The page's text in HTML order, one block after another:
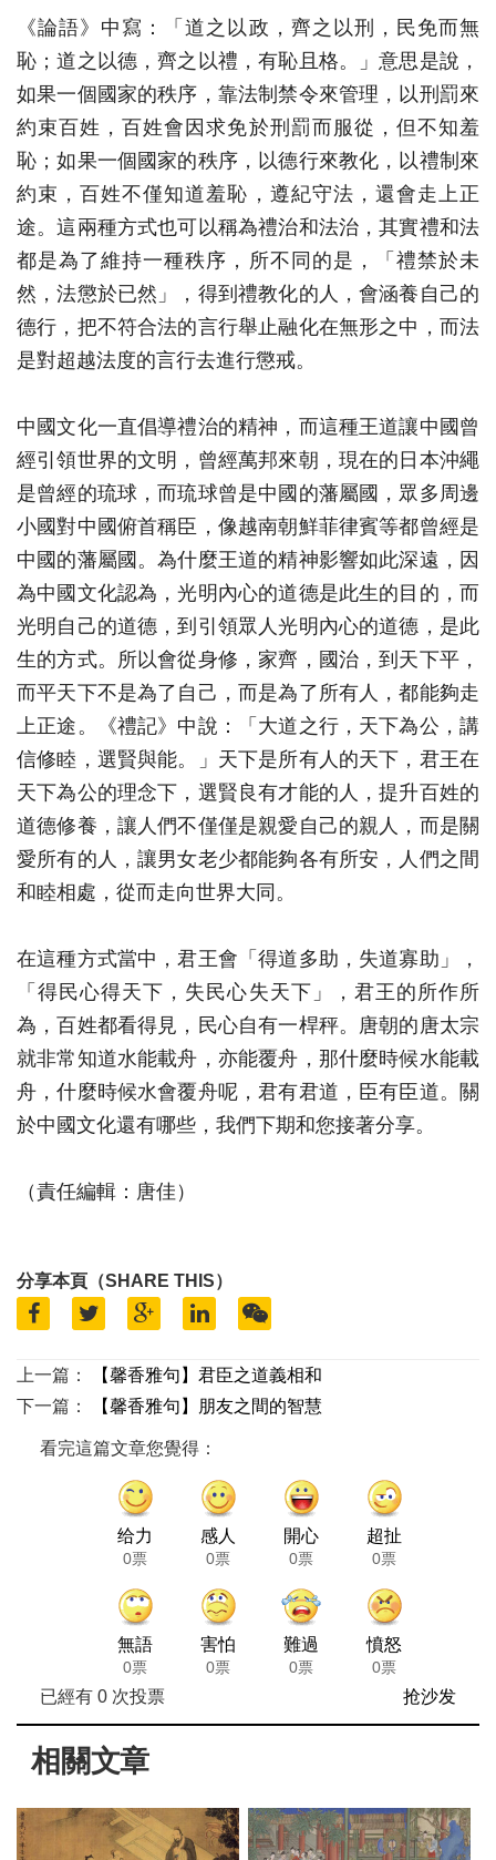
《論語》中寫：「道之以政，齊之以刑，民免而無
恥；道之以德，齊之以禮，有恥且格。」意思是說，
如果一個國家的秩序，靠法制禁令來管理，以刑罰來
約束百姓，百姓會因求免於刑罰而服從，但不知羞
恥；如果一個國家的秩序，以德行來教化，以禮制來
約束，百姓不僅知道羞恥，遵紀守法，還會走上正
途。這兩種方式也可以稱為禮治和法治，其實禮和法
都是為了維持一種秩序，所不同的是，「禮禁於未
然，法懲於已然」，得到禮教化的人，會涵養自己的
德行，把不符合法的言行舉止融化在無形之中，而法
是對超越法度的言行去進行懲戒。
中國文化一直倡導禮治的精神，而這種王道讓中國曾
經引領世界的文明，曾經萬邦來朝，現在的日本沖繩
是曾經的琉球，而琉球曾是中國的藩屬國，眾多周邊
小國對中國俯首稱臣，像越南朝鮮菲律賓等都曾經是
中國的藩屬國。為什麼王道的精神影響如此深遠，因
為中國文化認為，光明內心的道德是此生的目的，而
光明自己的道德，到引領眾人光明內心的道德，是此
生的方式。所以會從身修，家齊，國治，到天下平，
而平天下不是為了自己，而是為了所有人，都能夠走
上正途。《禮記》中說：「大道之行，天下為公，講
信修睦，選賢與能。」天下是所有人的天下，君王在
天下為公的理念下，選賢良有才能的人，提升百姓的
道德修養，讓人們不僅僅是親愛自己的親人，而是關
愛所有的人，讓男女老少都能夠各有所安，人們之間
和睦相處，從而走向世界大同。
在這種方式當中，君王會「得道多助，失道寡助」，
「得民心得天下，失民心失天下」，君王的所作所
為，百姓都看得見，民心自有一桿秤。唐朝的唐太宗
就非常知道水能載舟，亦能覆舟，那什麼時候水能載
舟，什麼時候水會覆舟呢，君有君道，臣有臣道。關
於中國文化還有哪些，我們下期和您接著分享。
（責任編輯：唐佳）
分享本頁（SHARE THIS）
上一篇：
【馨香雅句】君臣之道義相和
下一篇：
【馨香雅句】朋友之間的智慧
看完這篇文章您覺得：
给力
0票
感人
0票
開心
0票
超扯
0票
無語
0票
害怕
0票
難過
0票
憤怒
0票
已經有 0次投票 抢沙发
相關文章